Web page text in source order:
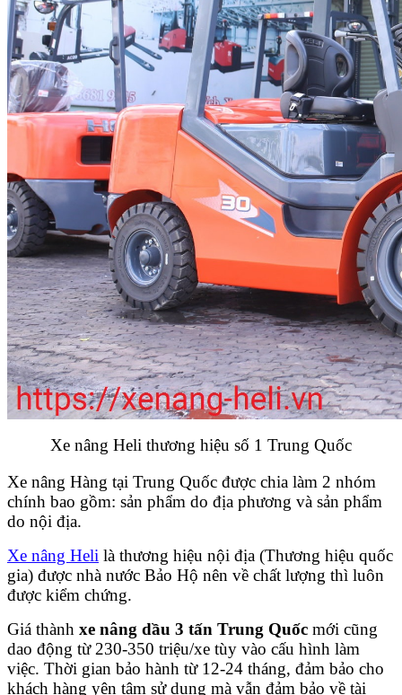
Xe nâng Heli thương hiệu số 1 Trung Quốc
Xe nâng Hàng tại Trung Quốc được chia làm 2 nhóm
chính bao gồm: sản phẩm do địa phương và sản phẩm
do nội địa.
Xe nâng Heli là thương hiệu nội địa (Thương hiệu quốc
gia) được nhà nước Bảo Hộ nên về chất lượng thì luôn
được kiểm chứng.
Giá thành xe nâng dầu 3 tấn Trung Quốc mới cũng
dao động từ 230-350 triệu/xe tùy vào cấu hình làm
việc. Thời gian bảo hành từ 12-24 tháng, đảm bảo cho
khách hàng yên tâm sử dụng mà vẫn đảm bảo về tài